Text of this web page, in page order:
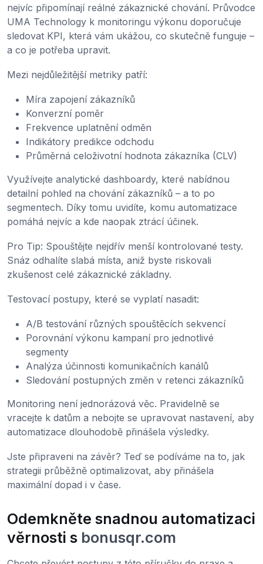
nejvíc připomínají reálné zákaznické chování. Průvodce
UMA Technology k monitoringu výkonu doporučuje
sledovat KPI, která vám ukážou, co skutečně funguje –
a co je potřeba upravit.
Mezi nejdůležitější metriky patří:
Míra zapojení zákazníků
Konverzní poměr
Frekvence uplatnění odměn
Indikátory predikce odchodu
Průměrná celoživotní hodnota zákazníka (CLV)
Využívejte analytické dashboardy, které nabídnou
detailní pohled na chování zákazníků – a to po
segmentech. Díky tomu uvidíte, komu automatizace
pomáhá nejvíc a kde naopak ztrácí účinek.
Pro Tip: Spouštějte nejdřív menší kontrolované testy.
Snáz odhalíte slabá místa, aniž byste riskovali
zkušenost celé zákaznické základny.
Testovací postupy, které se vyplatí nasadit:
A/B testování různých spouštěcích sekvencí
Porovnání výkonu kampaní pro jednotlivé
segmenty
Analýza účinnosti komunikačních kanálů
Sledování postupných změn v retenci zákazníků
Monitoring není jednorázová věc. Pravidelně se
vracejte k datům a nebojte se upravovat nastavení, aby
automatizace dlouhodobě přinášela výsledky.
Jste připraveni na závěr? Teď se podíváme na to, jak
strategii průběžně optimalizovat, aby přinášela
maximální dopad i v čase.
Odemkněte snadnou automatizaci
věrnosti s bonusqr.com